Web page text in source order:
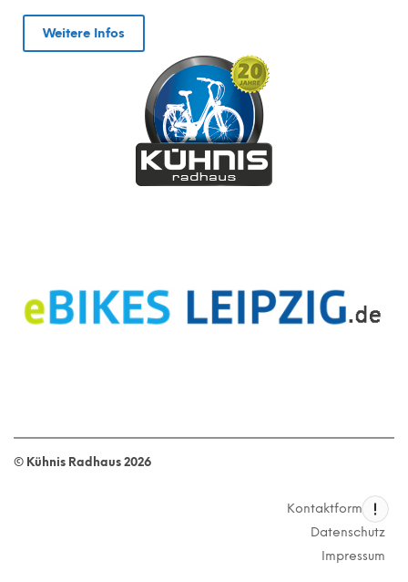
Weitere Infos
© Kühnis Radhaus 2026
Kontaktformular
Datenschutz
Impressum